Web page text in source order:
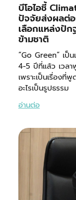
บีโอไอชี้
ปัจจัยส่งผลต่
เลือกแหล่งปัก
ข้ามชาติ
“Go Green” เป็
4-5 ปีที่แล้ว เวลา
เพราะเป็นเรื่อง
อะไรเป็นรูปธรรม
อ่านต่อ